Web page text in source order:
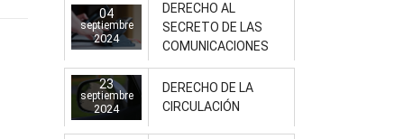
04
septiembre
2024
DERECHO AL
SECRETO DE LAS
COMUNICACIONES
23
septiembre
2024
DERECHO DE LA
CIRCULACIÓN